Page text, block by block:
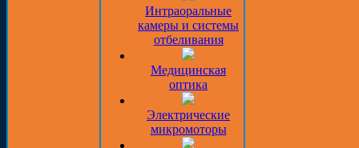
Интраоральные
камеры и системы
отбеливания
Медицинская
оптика
Электрические
микромоторы